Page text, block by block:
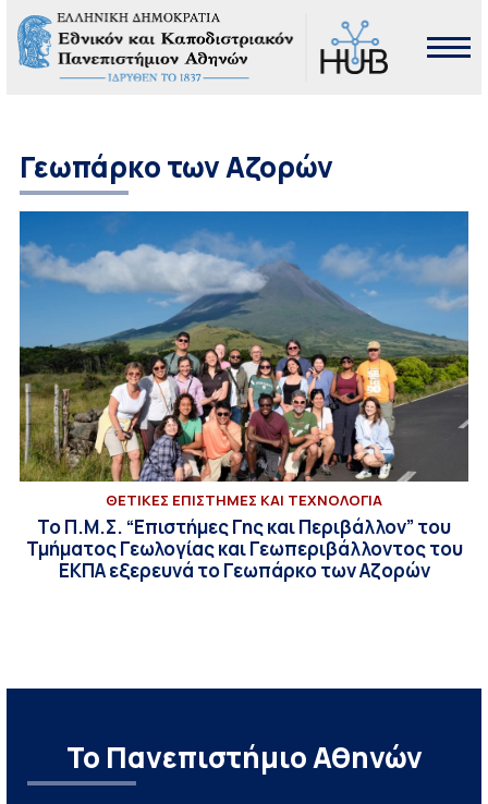
Γεωπάρκο των Αζορών
ΘΕΤΙΚΕΣ ΕΠΙΣΤΗΜΕΣ ΚΑΙ ΤΕΧΝΟΛΟΓΙΑ
Το Π.Μ.Σ. “Επιστήμες Γης και Περιβάλλον” του
Τμήματος Γεωλογίας και Γεωπεριβάλλοντος του
ΕΚΠΑ εξερευνά το Γεωπάρκο των Αζορών
Το Πανεπιστήμιο Αθηνών